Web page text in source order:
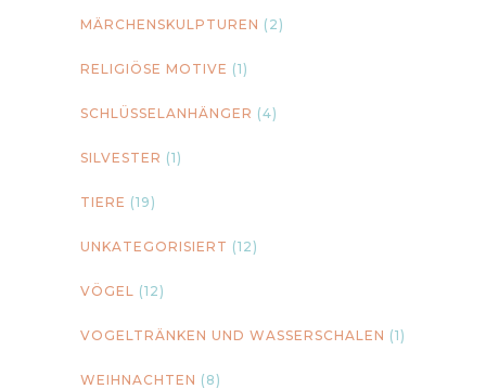
MÄRCHENSKULPTUREN (2)
RELIGIÖSE MOTIVE (1)
SCHLÜSSELANHÄNGER (4)
SILVESTER (1)
TIERE (19)
UNKATEGORISIERT (12)
VÖGEL (12)
VOGELTRÄNKEN UND WASSERSCHALEN (1)
WEIHNACHTEN (8)